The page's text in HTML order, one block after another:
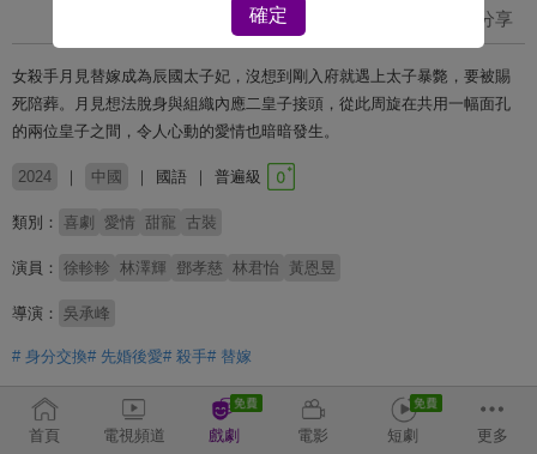
分享
女殺手月見替嫁成為辰國太子妃，沒想到剛入府就遇上太子暴斃，要被賜
死陪葬。月見想法脫身與組織內應二皇子接頭，從此周旋在共用一幅面孔
的兩位皇子之間，令人心動的愛情也暗暗發生。
2024 中國 國語 普遍級
類別： 喜劇 愛情 甜寵 古裝
演員： 徐軫軫 林澤輝 鄧孝慈 林君怡 黃恩昱
導演： 吳承峰
# 身分交換# 先婚後愛# 殺手# 替嫁
收回
首頁
電視頻道 戲劇 電影 短劇 更多
確定